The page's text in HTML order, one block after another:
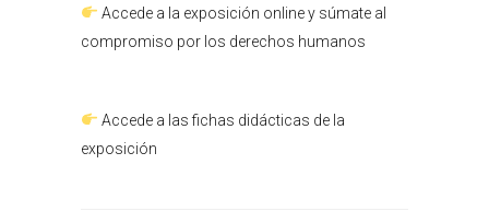
Accede a la exposición online y súmate al
compromiso por los derechos humanos
Accede a las fichas didácticas de la
exposición